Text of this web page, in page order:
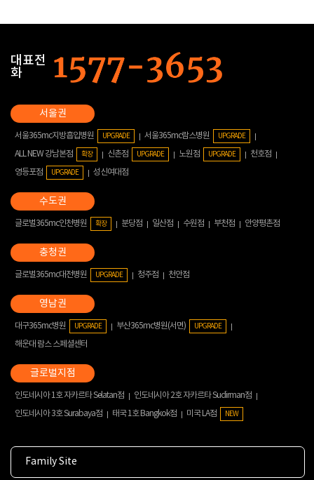
대표전
화
서울365mc지방흡입병원 UPGRADE 서울365mc람스병원 UPGRADE
ALL NEW 강남본점 확장 신촌점 UPGRADE 노원점 UPGRADE
천호점
영등포점
UPGRADE 성신여대점
글로벌365mc인천병원 확장 분당점 일산점 수원점 부천점 안양평촌점
글로벌365mc대전병원 UPGRADE 청주점 천안점
대구365mc병원 UPGRADE 부산365mc병원(서면) UPGRADE
해운대 람스 스페셜센터
인도네시아 1호 자카르타 Selatan점
인도네시아 2호 자카르타 Sudirman점
인도네시아 3호 Surabaya점
태국 1호 Bangkok점 미국 LA점 NEW
Family Site